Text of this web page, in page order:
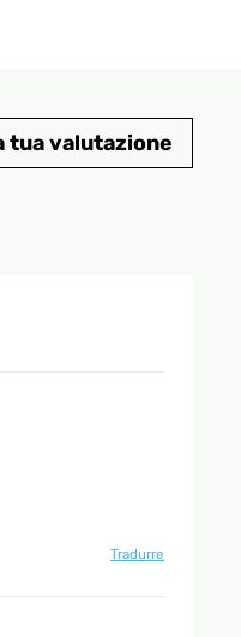
tua valutazione
Tradurre